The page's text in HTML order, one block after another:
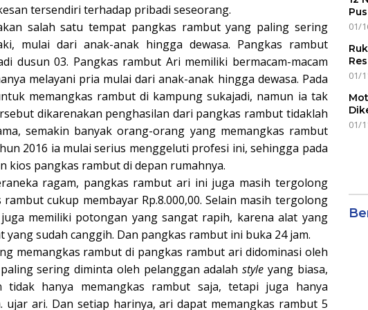
tersendiri terhadap pribadi seseorang.
salah satu tempat pangkas rambut yang paling sering
mulai dari anak-anak hingga dewasa. Pangkas rambut
dusun 03. Pangkas rambut Ari memiliki bermacam-macam
melayani pria mulai dari anak-anak hingga dewasa. Pada
memangkas rambut di kampung sukajadi, namun ia tak
dikarenakan penghasilan dari pangkas rambut tidaklah
semakin banyak orang-orang yang memangkas rambut
2016 ia mulai serius menggeluti profesi ini, sehingga pada
kios pangkas rambut di depan rumahnya.
ragam, pangkas rambut ari ini juga masih tergolong
cukup membayar Rp.8.000,00. Selain masih tergolong
memiliki potongan yang sangat rapih, karena alat yang
sudah canggih. Dan pangkas rambut ini buka 24 jam.
memangkas rambut di pangkas rambut ari didominasi oleh
sering diminta oleh pelanggan adalahstyle yang biasa,
tidak hanya memangkas rambut saja, tetapi juga hanya
ujar ari. Dan setiap harinya, ari dapat memangkas rambut 5
01/
01/
01/